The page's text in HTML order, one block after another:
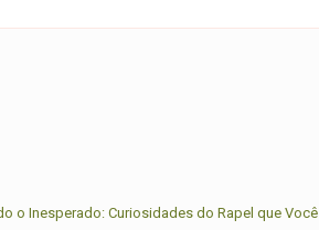
o Inesperado: Curiosidades do Rapel que Você